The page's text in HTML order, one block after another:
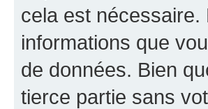
cela est nécessaire.
informations que
de données. Bien
tierce partie sans